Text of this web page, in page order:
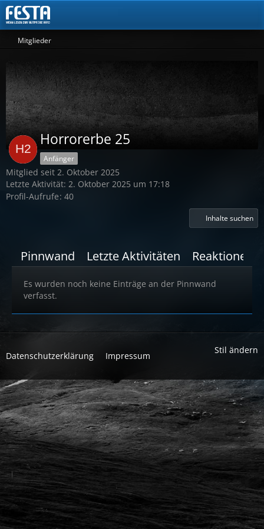
Mitglieder
Horrorerbe 25
Anfänger
Mitglied seit 2. Oktober 2025
Letzte Aktivität: 2. Oktober 2025 um 17:18
Profil-Aufrufe 40
Inhalte suchen
Pinnwand Letzte Aktivitäten Reaktionen
Es wurden noch keine Einträge an der Pinnwand
verfasst.
Stil ändern
Datenschutzerklärung Impressum